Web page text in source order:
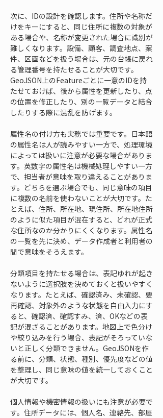
次に、IDの設計を確認します。住所や名称だ
けをキーにすると、同じ住所に複数の対象が
ある場合や、名称が変更された場合に識別が
難しくなります。設備、顧客、調査地点、案
件、区画などを扱う場合は、元の台帳に戻れ
る管理番号を持たせることが大切です。
GeoJSON上のFeatureごとに一意のIDを持
たせておけば、後から属性を更新したり、点
の位置を修正したり、別の一覧データと結合
したりする際に混乱を防げます。
属性名の付け方も実務では重要です。日本語
の属性名は人が読みやすい一方で、処理環境
によっては扱いに注意が必要な場合がありま
す。英数字の属性名は機械処理しやすい一方
で、担当者が意味を取り違えることがありま
す。どちらを選ぶ場合でも、同じ意味の項目
に複数の名前を使わないことが大切です。た
とえば、住所、所在地、現住所、所在地住所
のように似た項目が混在すると、どれが正式
な住所なのか分かりにくくなります。属性名
の一覧を先に決め、データ作成者と利用者の
間で意味をそろえます。
分類項目を持たせる場合は、表記ゆれが起き
ないように選択肢を決めておくと扱いやすく
なります。たとえば、確認済み、未確認、要
再確認、対象外のような状態を自由入力にす
ると、確認済、確認すみ、済、OKなどの表
記が混ざることがあります。地図上で色分け
や絞り込みを行う場合、表記がそろっていな
いと正しく分類できません。GeoJSONを作
る前に、分類、状態、種別、優先度などの値
を整理し、同じ意味の値を統一しておくこと
が大切です。
個人情報や機密情報の扱いにも注意が必要で
す。住所データには、個人名、連絡先、部屋